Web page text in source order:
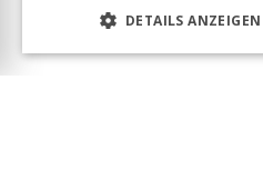
DETAILS ANZEIGEN